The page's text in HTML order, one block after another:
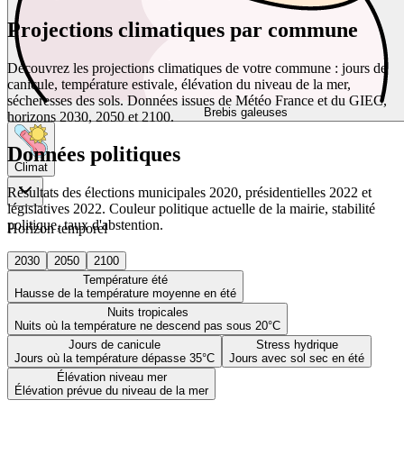
Brebis galeuses
Climat
Horizon temporel
2030 2050
2100
Température été
Hausse de la température moyenne en été
Nuits tropicales
Nuits où la température ne descend pas sous 20°C
Jours de canicule
Jours où la température dépasse 35°C
Stress hydrique
Jours avec sol sec en été
Élévation niveau mer
Élévation prévue du niveau de la mer
Projections climatiques par commune
Découvrez les projections climatiques de votre commune : jours de
canicule, température estivale, élévation du niveau de la mer,
sécheresses des sols. Données issues de Météo France et du GIEC,
horizons 2030, 2050 et 2100.
Données politiques
Résultats des élections municipales 2020, présidentielles 2022 et
législatives 2022. Couleur politique actuelle de la mairie, stabilité
politique, taux d'abstention.